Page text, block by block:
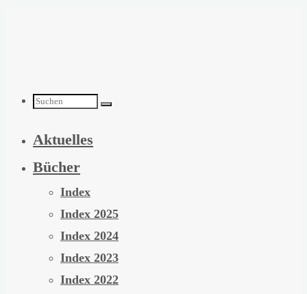
Suchen
nach:
Aktuelles
Bücher
Index
Index 2025
Index 2024
Index 2023
Index 2022